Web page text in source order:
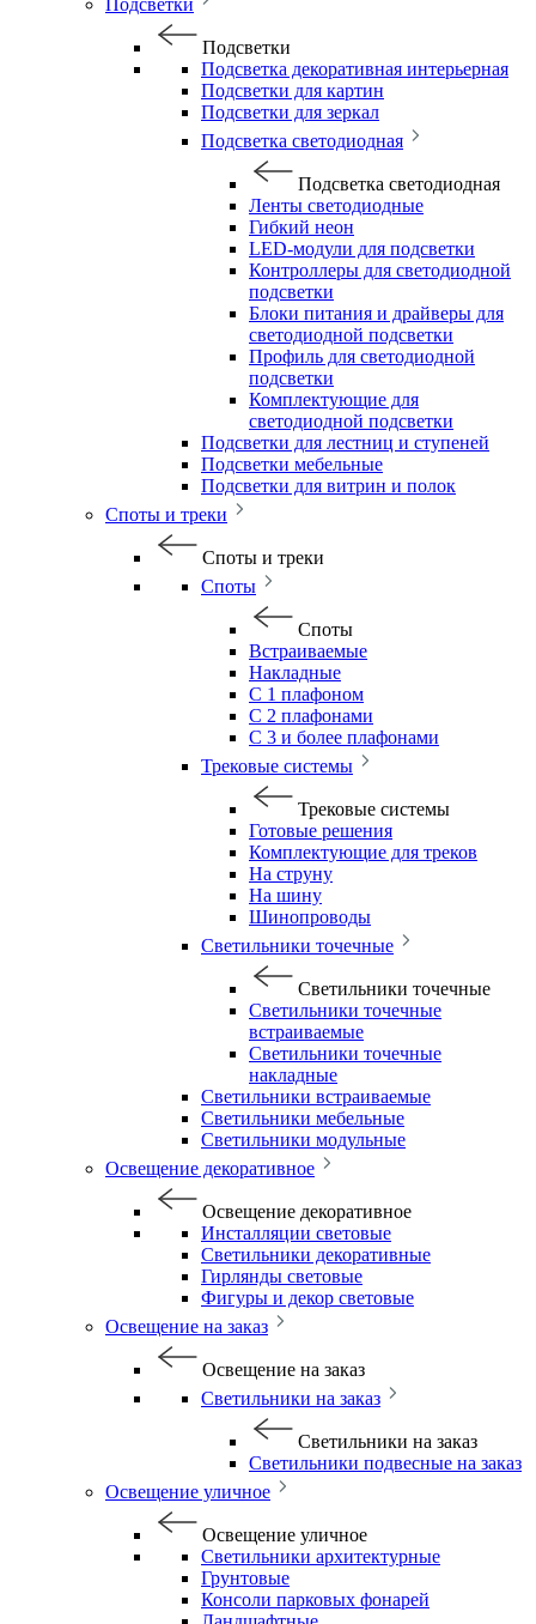
Подсветки
Подсветки
Подсветка декоративная интерьерная
Подсветки для картин
Подсветки для зеркал
Подсветка светодиодная
Подсветка светодиодная
Ленты светодиодные
Гибкий неон
LED-модули для подсветки
Контроллеры для светодиодной
подсветки
Блоки питания и драйверы для
светодиодной подсветки
Профиль для светодиодной
подсветки
Комплектующие для
светодиодной подсветки
Подсветки для лестниц и ступеней
Подсветки мебельные
Подсветки для витрин и полок
Споты и треки
Споты и треки
Споты
Споты
Встраиваемые
Накладные
С 1 плафоном
С 2 плафонами
С 3 и более плафонами
Трековые системы
Трековые системы
Готовые решения
Комплектующие для треков
На струну
На шину
Шинопроводы
Светильники точечные
Светильники точечные
Светильники точечные
встраиваемые
Светильники точечные
накладные
Светильники встраиваемые
Светильники мебельные
Светильники модульные
Освещение декоративное
Освещение декоративное
Инсталляции световые
Светильники декоративные
Гирлянды световые
Фигуры и декор световые
Освещение на заказ
Освещение на заказ
Светильники на заказ
Светильники на заказ
Светильники подвесные на заказ
Освещение уличное
Освещение уличное
Светильники архитектурные
Грунтовые
Консоли парковых фонарей